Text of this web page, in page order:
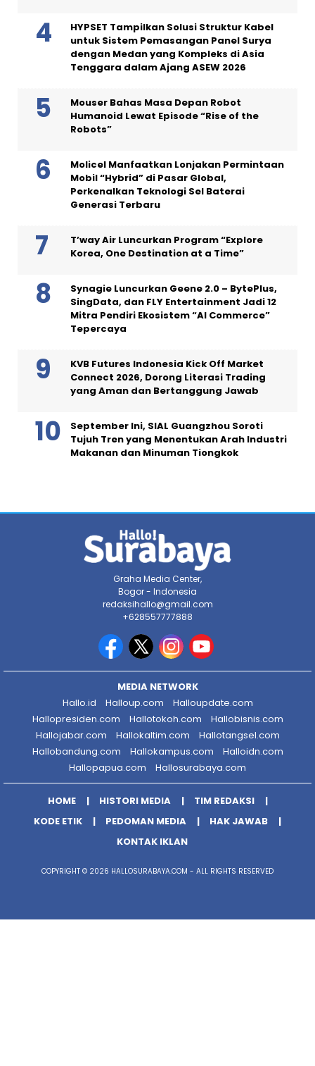
HYPSET Tampilkan Solusi Struktur Kabel
untuk Sistem Pemasangan Panel Surya
dengan Medan yang Kompleks di Asia
Tenggara dalam Ajang ASEW 2026
Mouser Bahas Masa Depan Robot
Humanoid Lewat Episode “Rise of the
Robots”
Molicel Manfaatkan Lonjakan Permintaan
Mobil “Hybrid” di Pasar Global,
Perkenalkan Teknologi Sel Baterai
Generasi Terbaru
T’way Air Luncurkan Program “Explore
Korea, One Destination at a Time”
Synagie Luncurkan Geene 2.0 – BytePlus,
SingData, dan FLY Entertainment Jadi 12
Mitra Pendiri Ekosistem “AI Commerce”
Tepercaya
KVB Futures Indonesia Kick Off Market
Connect 2026, Dorong Literasi Trading
yang Aman dan Bertanggung Jawab
September Ini, SIAL Guangzhou Soroti
Tujuh Tren yang Menentukan Arah Industri
Makanan dan Minuman Tiongkok
Graha Media Center,
Bogor - Indonesia
redaksihallo@gmail.com
+628557777888
MEDIA NETWORK
Hallo.id
Halloup.com
Halloupdate.com
Hallopresiden.com
Hallotokoh.com
Hallobisnis.com
Hallojabar.com
Hallokaltim.com
Hallotangsel.com
Hallobandung.com
Hallokampus.com
Halloidn.com
Hallopapua.com
Hallosurabaya.com
HOME HISTORI MEDIA
TIM REDAKSI
KODE ETIK
PEDOMAN MEDIA
HAK JAWAB
KONTAK IKLAN
COPYRIGHT © 2026 HALLOSURABAYA.COM - ALL RIGHTS RESERVED